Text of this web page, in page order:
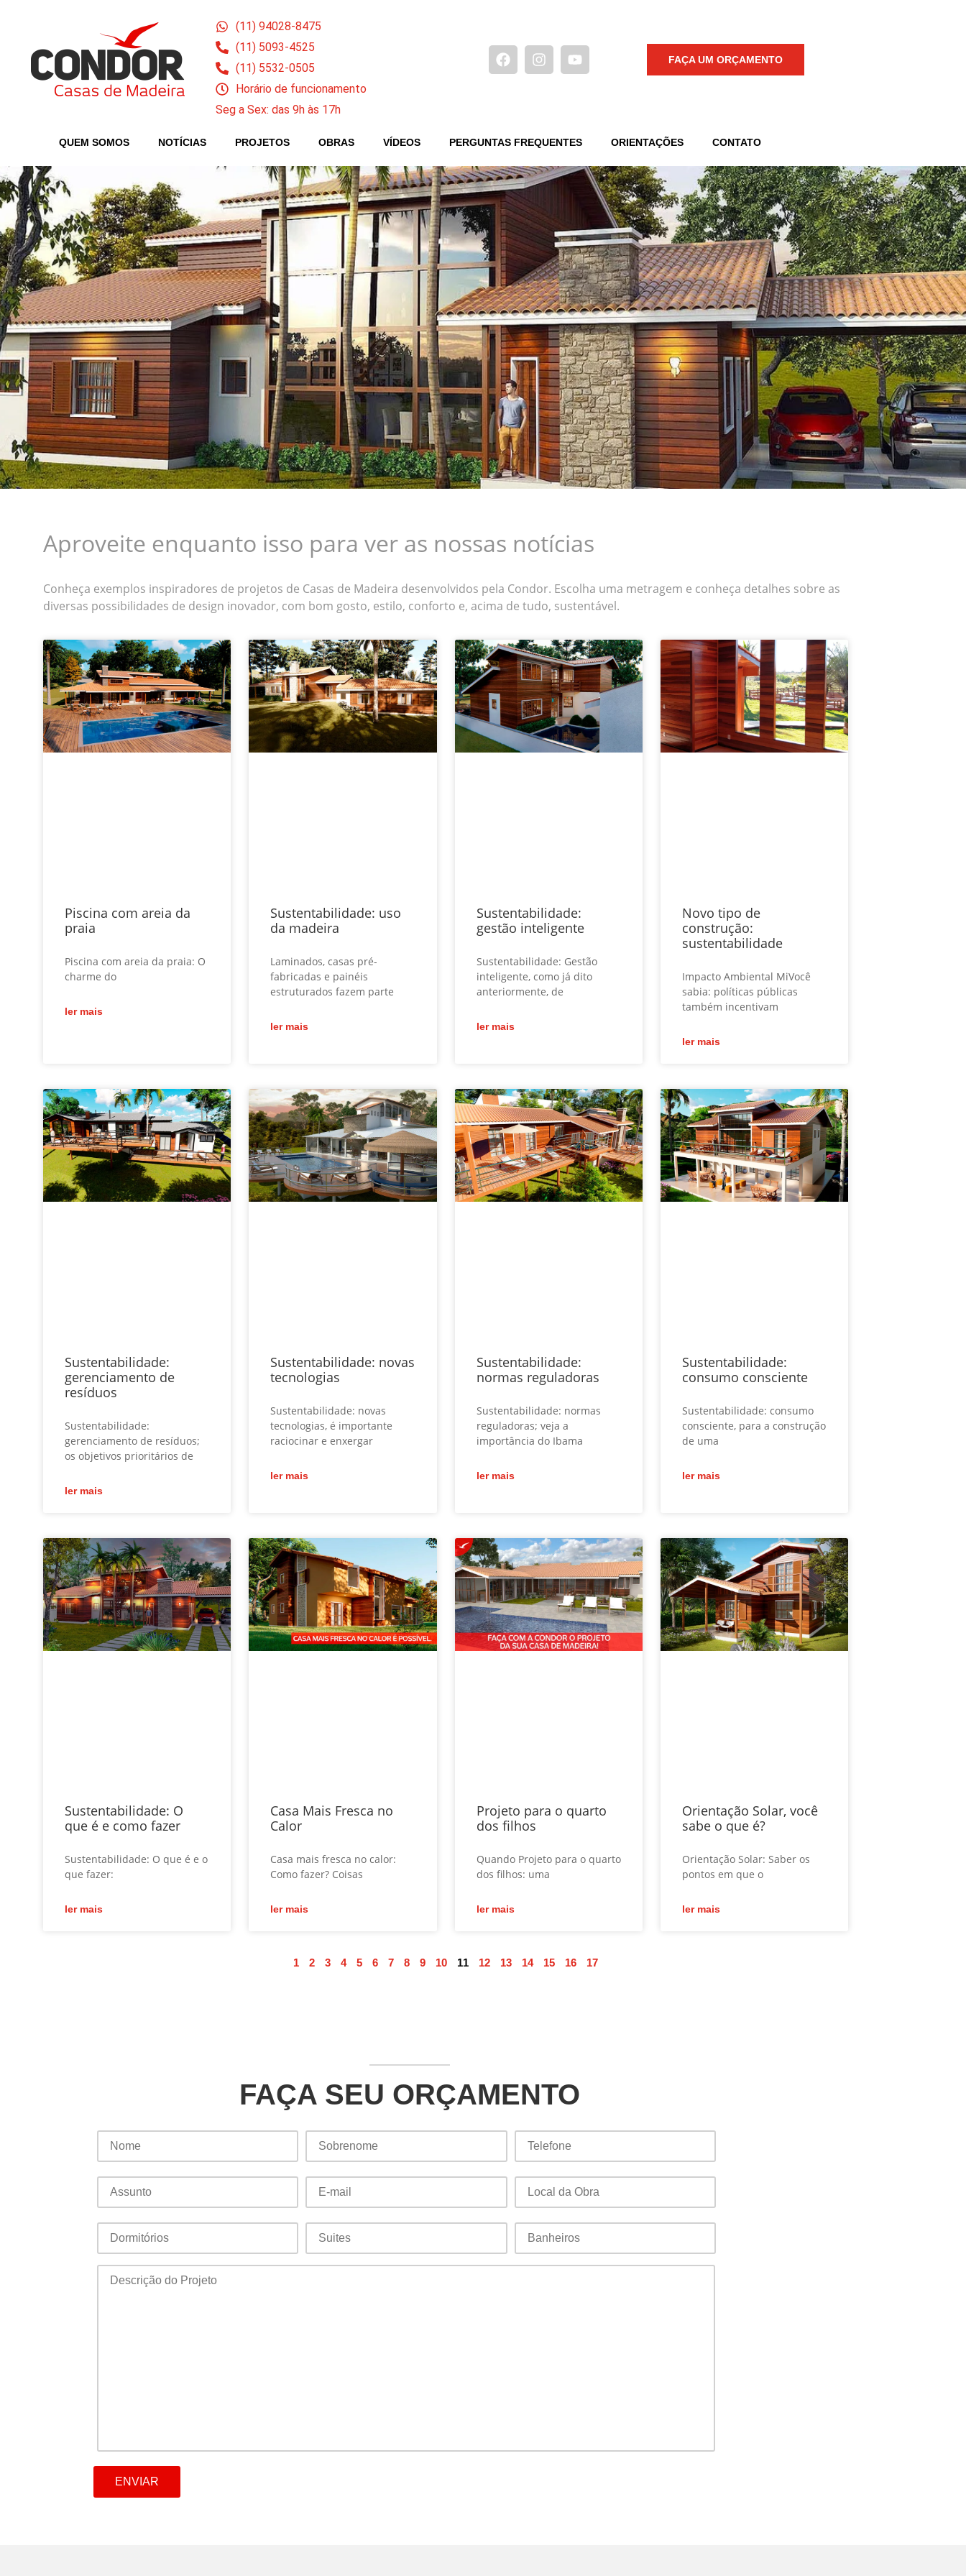
(11) 94028-8475
(11) 5093-4525
(11) 5532-0505
Horário de funcionamento
Seg a Sex: das 9h às 17h
FAÇA UM ORÇAMENTO
QUEM SOMOS NOTÍCIAS PROJETOS OBRAS VÍDEOS PERGUNTAS FREQUENTES ORIENTAÇÕES CONTATO
Aproveite enquanto isso para ver as nossas notícias
Conheça exemplos inspiradores de projetos de Casas de Madeira desenvolvidos pela Condor. Escolha uma metragem e conheça detalhes sobre as
diversas possibilidades de design inovador, com bom gosto, estilo, conforto e, acima de tudo, sustentável.
Piscina com areia da
praia
Piscina com areia da praia: O
charme do
ler mais
Sustentabilidade: uso
da madeira
Laminados, casas pré-
fabricadas e painéis
estruturados fazem parte
ler mais
Sustentabilidade:
gestão inteligente
Sustentabilidade: Gestão
inteligente, como já dito
anteriormente, de
ler mais
Novo tipo de
construção:
sustentabilidade
Impacto Ambiental MiVocê
sabia: políticas públicas
também incentivam
ler mais
Sustentabilidade:
gerenciamento de
resíduos
Sustentabilidade:
gerenciamento de resíduos;
os objetivos prioritários de
ler mais
Sustentabilidade: novas
tecnologias
Sustentabilidade: novas
tecnologias, é importante
raciocinar e enxergar
ler mais
Sustentabilidade:
normas reguladoras
Sustentabilidade: normas
reguladoras; veja a
importância do Ibama
ler mais
Sustentabilidade:
consumo consciente
Sustentabilidade: consumo
consciente, para a construção
de uma
ler mais
Sustentabilidade: O
que é e como fazer
Sustentabilidade: O que é e o
que fazer:
ler mais
Casa Mais Fresca no
Calor
Casa mais fresca no calor:
Como fazer? Coisas
ler mais
Projeto para o quarto
dos filhos
Quando Projeto para o quarto
dos filhos: uma
ler mais
Orientação Solar, você
sabe o que é?
Orientação Solar: Saber os
pontos em que o
ler mais
1 2 3 4 5 6 7 8 9 10 11 12 13 14 15 16 17
FAÇA SEU ORÇAMENTO